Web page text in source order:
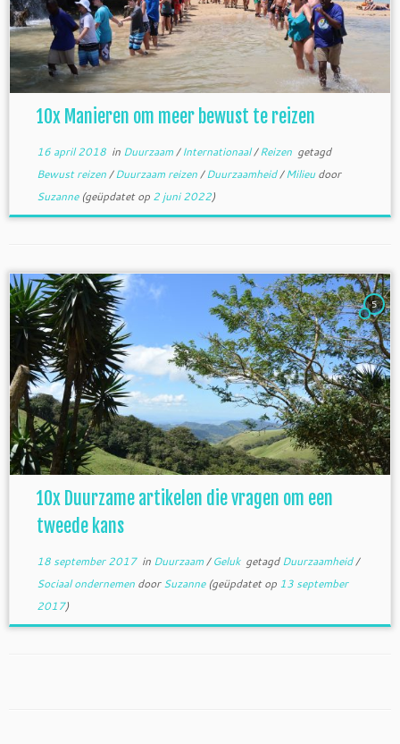
10x Manieren om meer bewust te reizen
16 april 2018in Duurzaam/Internationaal/Reizen getagd
Bewust reizen/Duurzaam reizen/Duurzaamheid/Milieudoor
Suzanne(geüpdatet op 2 juni 2022)
5
10x Duurzame artikelen die vragen om een
tweede kans
18 september 2017in Duurzaam/Geluk getagdDuurzaamheid/
Sociaal ondernemen doorSuzanne(geüpdatet op 13 september
2017)